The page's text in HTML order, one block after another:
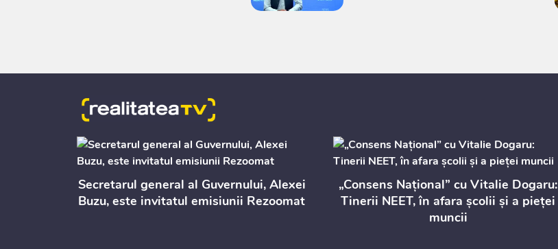
Secretarul general al Guvernului, Alexei
Buzu, este invitatul emisiunii Rezoomat
„Consens Național” cu Vitalie Dogaru:
Tinerii NEET, în afara școlii și a pieței
muncii